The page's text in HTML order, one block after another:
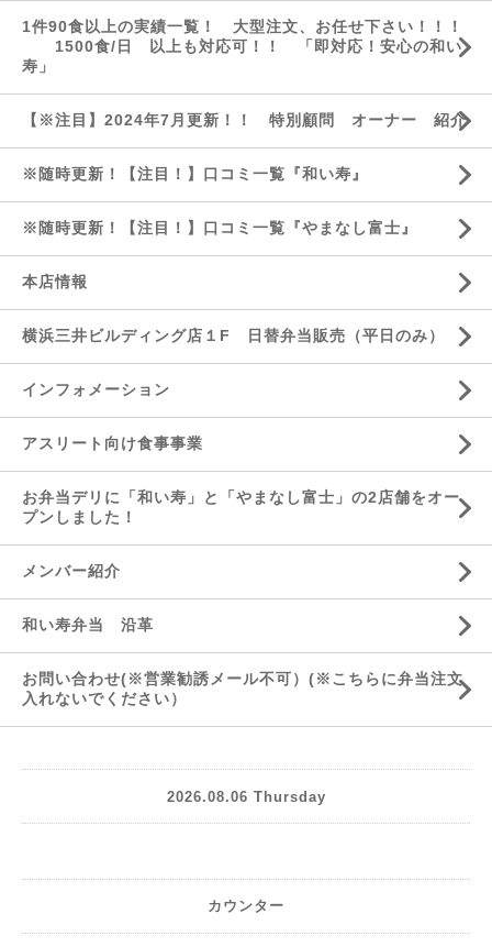
1件90食以上の実績一覧！ 大型注文、お任せ下さい！！！
1500食/日 以上も対応可！！ 「即対応！安心の和い
寿」
【※注目】2024年7月更新！！ 特別顧問 オーナー 紹介
※随時更新！【注目！】口コミ一覧『和い寿』
※随時更新！【注目！】口コミ一覧『やまなし富士』
本店情報
横浜三井ビルディング店１F 日替弁当販売（平日のみ）
インフォメーション
アスリート向け食事事業
お弁当デリに「和い寿」と「やまなし富士」の2店舗をオー
プンしました！
メンバー紹介
和い寿弁当 沿革
お問い合わせ(※営業勧誘メール不可）(※こちらに弁当注文
入れないでください）
2026.08.06 Thursday
カウンター